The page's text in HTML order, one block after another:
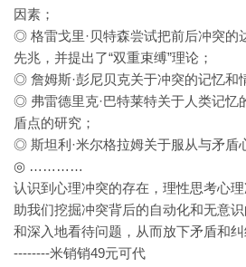
因素；
◎ 格雷戈里·贝特森尝试把前后冲突的
先兆，并提出了“双重束缚”理论；
◎ 詹姆斯·彭尼贝克关于冲突的记忆和
◎ 弗雷德里克·巴特莱特关于人类记忆
盾点的研究；
◎ 斯坦利·米尔格拉姆关于服从与矛盾
◎ …………
认识到心理冲突的存在，理性思考心
助我们挖掘冲突背后的自动化和无意
和深入地看待问题，从而放下矛盾和纠
--------米销销49元可代